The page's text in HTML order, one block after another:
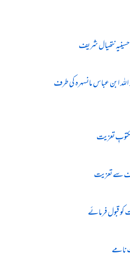
نتھیال شریف
ابن عباس مانسہرہ کی طرف
تعزیت
سے تعزیت
کو قبول فرمائے
نامے